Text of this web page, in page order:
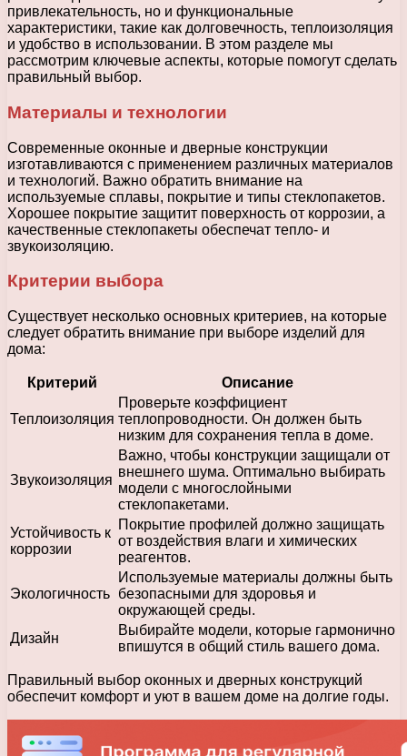
привлекательность, но и функциональные
характеристики, такие как долговечность, теплоизоляция
и удобство в использовании. В этом разделе мы
рассмотрим ключевые аспекты, которые помогут сделать
правильный выбор.
Материалы и технологии
Современные оконные и дверные конструкции
изготавливаются с применением различных материалов
и технологий. Важно обратить внимание на
используемые сплавы, покрытие и типы стеклопакетов.
Хорошее покрытие защитит поверхность от коррозии, а
качественные стеклопакеты обеспечат тепло- и
звукоизоляцию.
Критерии выбора
Существует несколько основных критериев, на которые
следует обратить внимание при выборе изделий для
дома:
Критерий Описание
Теплоизоляция
Проверьте коэффициент
теплопроводности. Он должен быть
низким для сохранения тепла в доме.
Звукоизоляция
Важно, чтобы конструкции защищали от
внешнего шума. Оптимально выбирать
модели с многослойными
стеклопакетами.
Устойчивость к
коррозии
Покрытие профилей должно защищать
от воздействия влаги и химических
реагентов.
Экологичность
Используемые материалы должны быть
безопасными для здоровья и
окружающей среды.
Дизайн
Выбирайте модели, которые гармонично
впишутся в общий стиль вашего дома.
Правильный выбор оконных и дверных конструкций
обеспечит комфорт и уют в вашем доме на долгие годы.